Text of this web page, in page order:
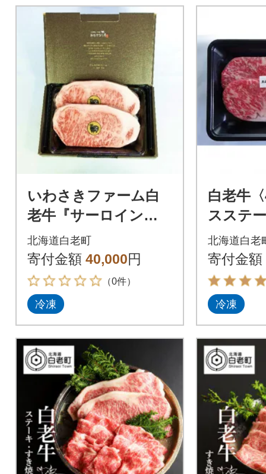
いわさきファーム白
老牛『サーロインス
テーキ約400g』ギフ
トAセット
北海道白老町
寄付金額 40,000円
（0件）
冷凍
白老牛
スステ
枚)(たれ
北海道白老
寄付金額
冷凍